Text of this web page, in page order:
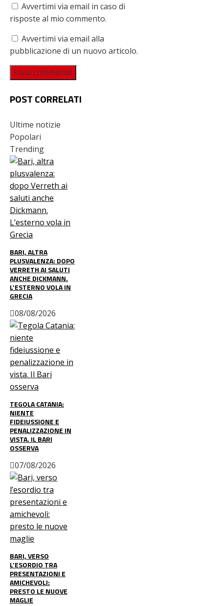
Avvertimi via email in caso di
risposte al mio commento.
Avvertimi via email alla
pubblicazione di un nuovo articolo.
POST CORRELATI
Ultime notizie
Popolari
Trending
BARI, ALTRA
PLUSVALENZA: DOPO
VERRETH AI SALUTI
ANCHE DICKMANN.
L’ESTERNO VOLA IN
GRECIA
08/08/2026
TEGOLA CATANIA:
NIENTE
FIDEIUSSIONE E
PENALIZZAZIONE IN
VISTA. IL BARI
OSSERVA
07/08/2026
BARI, VERSO
L’ESORDIO TRA
PRESENTAZIONI E
AMICHEVOLI:
PRESTO LE NUOVE
MAGLIE